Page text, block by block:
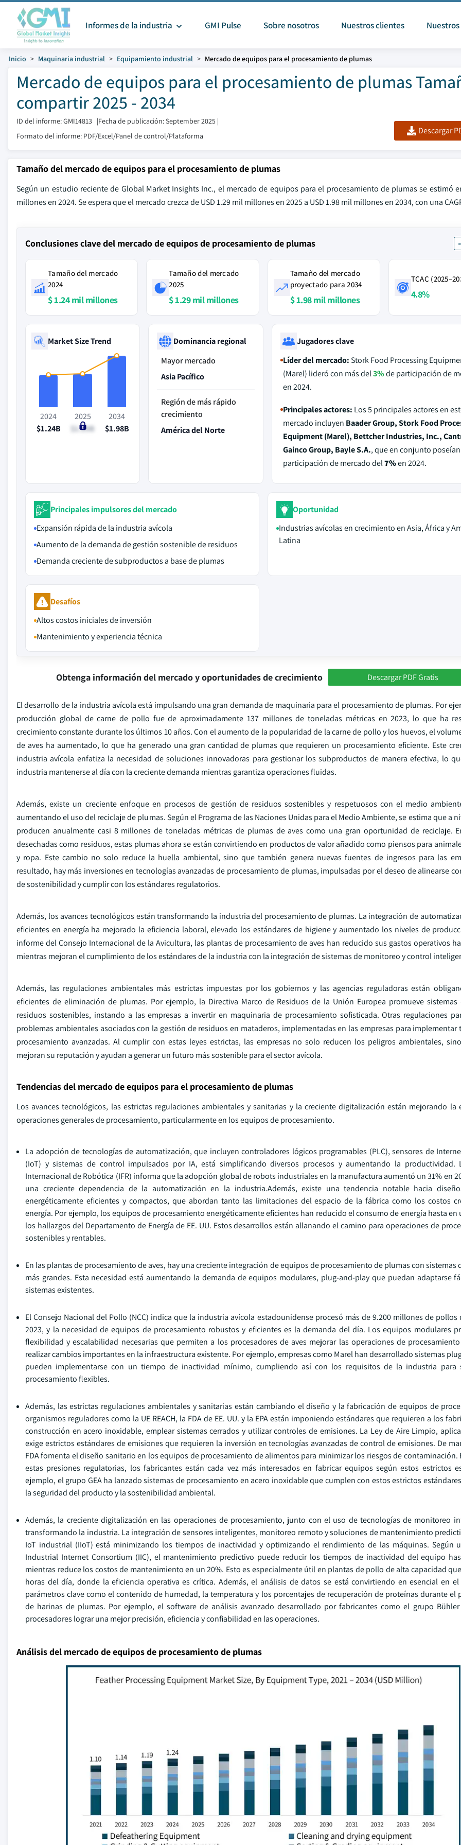
Informes de la industria GMI Pulse Sobre nosotros Nuestros clientes
Inicio Maquinaria industrial Equipamiento industrial Mercado de equipos para el procesamiento de plumas
Mercado de equipos para el procesamiento de plumas
compartir 2025 - 2034
ID del informe: GMI14813 |Fecha de publicación: September 2025 |
Formato del informe: PDF/Excel/Panel de control/Plataforma
Descargar
Tamaño del mercado de equipos para el procesamiento de plumas
Según un estudio reciente de Global Market Insights Inc., el mercado de equipos para el procesamiento de plumas se estimó
millones en 2024. Se espera que el mercado crezca de USD 1.29 mil millones en 2025 a USD 1.98 mil millones en 2034, con una
Conclusiones clave del mercado de equipos de procesamiento de plumas
Tamaño del mercado
2024
$ 1.24 mil millones
Tamaño del mercado
2025
$ 1.29 mil millones
Tamaño del mercado
proyectado para 2034
$ 1.98 mil millones
TCAC
4.8%
Market Size Trend
2024
$1.24B
2025
$1.29B
2034
$1.98B
Dominancia regional
Mayor mercado
Asia Pacífico
Región de más rápido
crecimiento
América del Norte
Jugadores clave
Líder del mercado:Stork Food Processing
(Marel) lideró con más del3%de participación de
en 2024.
Principales actores: Los 5 principales actores en
mercado incluyen Baader Group, Stork Food
Equipment (Marel), Bettcher Industries, Inc.,
Gainco Group, Bayle S.A., que en conjunto
participación de mercado del7%en 2024.
Principales impulsores del mercado
Expansión rápida de la industria avícola
Aumento de la demanda de gestión sostenible de residuos
Demanda creciente de subproductos a base de plumas
Oportunidad
Industrias avícolas en crecimiento en Asia, África y
Latina
Desafíos
Altos costos iniciales de inversión
Mantenimiento y experiencia técnica
Obtenga información del mercado y oportunidades de crecimiento Descargar PDF Gratis
El desarrollo de la industria avícola está impulsando una gran demanda de maquinaria para el procesamiento de plumas. Por
producción global de carne de pollo fue de aproximadamente 137 millones de toneladas métricas en 2023, lo que ha
crecimiento constante durante los últimos 10 años. Con el aumento de la popularidad de la carne de pollo y los huevos, el
de aves ha aumentado, lo que ha generado una gran cantidad de plumas que requieren un procesamiento eficiente. Este
industria avícola enfatiza la necesidad de soluciones innovadoras para gestionar los subproductos de manera efectiva, lo
industria mantenerse al día con la creciente demanda mientras garantiza operaciones fluidas.
Además, existe un creciente enfoque en procesos de gestión de residuos sostenibles y respetuosos con el medio
aumentando el uso del reciclaje de plumas. Según el Programa de las Naciones Unidas para el Medio Ambiente, se estima que a
producen anualmente casi 8 millones de toneladas métricas de plumas de aves como una gran oportunidad de reciclaje.
desechadas como residuos, estas plumas ahora se están convirtiendo en productos de valor añadido como piensos para
y ropa. Este cambio no solo reduce la huella ambiental, sino que también genera nuevas fuentes de ingresos para las
resultado, hay más inversiones en tecnologías avanzadas de procesamiento de plumas, impulsadas por el deseo de alinearse
de sostenibilidad y cumplir con los estándares regulatorios.
Además, los avances tecnológicos están transformando la industria del procesamiento de plumas. La integración de
eficientes en energía ha mejorado la eficiencia laboral, elevado los estándares de higiene y aumentado los niveles de
informe del Consejo Internacional de la Avicultura, las plantas de procesamiento de aves han reducido sus gastos operativos
mientras mejoran el cumplimiento de los estándares de la industria con la integración de sistemas de monitoreo y control
Además, las regulaciones ambientales más estrictas impuestas por los gobiernos y las agencias reguladoras están
eficientes de eliminación de plumas. Por ejemplo, la Directiva Marco de Residuos de la Unión Europea promueve
residuos sostenibles, instando a las empresas a invertir en maquinaria de procesamiento sofisticada. Otras regulaciones
problemas ambientales asociados con la gestión de residuos en mataderos, implementadas en las empresas para implementar
procesamiento avanzadas. Al cumplir con estas leyes estrictas, las empresas no solo reducen los peligros ambientales,
mejoran su reputación y ayudan a generar un futuro más sostenible para el sector avícola.
Tendencias del mercado de equipos para el procesamiento de plumas
Los avances tecnológicos, las estrictas regulaciones ambientales y sanitarias y la creciente digitalización están mejorando la
operaciones generales de procesamiento, particularmente en los equipos de procesamiento.
La adopción de tecnologías de automatización, que incluyen controladores lógicos programables (PLC), sensores de
(IoT) y sistemas de control impulsados por IA, está simplificando diversos procesos y aumentando la productividad.
Internacional de Robótica (IFR) informa que la adopción global de robots industriales en la manufactura aumentó un 31% en
una creciente dependencia de la automatización en la industria.Además, existe una tendencia notable hacia
energéticamente eficientes y compactos, que abordan tanto las limitaciones del espacio de la fábrica como los costos
energía. Por ejemplo, los equipos de procesamiento energéticamente eficientes han reducido el consumo de energía hasta en
los hallazgos del Departamento de Energía de EE. UU. Estos desarrollos están allanando el camino para operaciones de
sostenibles y rentables.
En las plantas de procesamiento de aves, hay una creciente integración de equipos de procesamiento de plumas con sistemas
más grandes. Esta necesidad está aumentando la demanda de equipos modulares, plug-and-play que puedan adaptarse
sistemas existentes.
El Consejo Nacional del Pollo (NCC) indica que la industria avícola estadounidense procesó más de 9.200 millones de pollos
2023, y la necesidad de equipos de procesamiento robustos y eficientes es la demanda del día. Los equipos modulares
flexibilidad y escalabilidad necesarias que permiten a los procesadores de aves mejorar las operaciones de
realizar cambios importantes en la infraestructura existente. Por ejemplo, empresas como Marel han desarrollado sistemas
pueden implementarse con un tiempo de inactividad mínimo, cumpliendo así con los requisitos de la industria para
procesamiento flexibles.
Además, las estrictas regulaciones ambientales y sanitarias están cambiando el diseño y la fabricación de equipos de
organismos reguladores como la UE REACH, la FDA de EE. UU. y la EPA están imponiendo estándares que requieren a los
construcción en acero inoxidable, emplear sistemas cerrados y utilizar controles de emisiones. La Ley de Aire Limpio,
exige estrictos estándares de emisiones que requieren la inversión en tecnologías avanzadas de control de emisiones. De
FDA fomenta el diseño sanitario en los equipos de procesamiento de alimentos para minimizar los riesgos de contaminación.
estas presiones regulatorias, los fabricantes están cada vez más interesados en fabricar equipos según estos estrictos
ejemplo, el grupo GEA ha lanzado sistemas de procesamiento en acero inoxidable que cumplen con estos estrictos
la seguridad del producto y la sostenibilidad ambiental.
Además, la creciente digitalización en las operaciones de procesamiento, junto con el uso de tecnologías de monitoreo
transformando la industria. La integración de sensores inteligentes, monitoreo remoto y soluciones de mantenimiento
IoT industrial (IIoT) está minimizando los tiempos de inactividad y optimizando el rendimiento de las máquinas. Según
Industrial Internet Consortium (IIC), el mantenimiento predictivo puede reducir los tiempos de inactividad del equipo
mientras reduce los costos de mantenimiento en un 20%. Esto es especialmente útil en plantas de pollo de alta capacidad
horas del día, donde la eficiencia operativa es crítica. Además, el análisis de datos se está convirtiendo en esencial en
parámetros clave como el contenido de humedad, la temperatura y los porcentajes de recuperación de proteínas durante el
de harinas de plumas. Por ejemplo, el software de análisis avanzado desarrollado por fabricantes como el grupo
procesadores lograr una mejor precisión, eficiencia y confiabilidad en las operaciones.
Análisis del mercado de equipos de procesamiento de plumas